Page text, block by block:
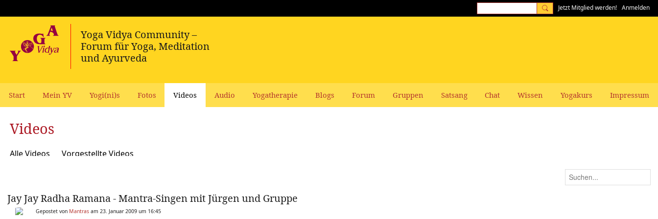
Jetzt Mitglied werden! Anmelden
Start Mein YV Yogi(ni)s Fotos Videos Audio Yogatherapie Blogs Forum Gruppen Satsang Chat Wissen Yogakurs Impressum
Videos
Alle Videos Vorgestellte Videos
Jay Jay Radha Ramana - Mantra-Singen mit Jürgen und Gruppe
Gepostet von Mantras am 23. Januar 2009 um 16:45